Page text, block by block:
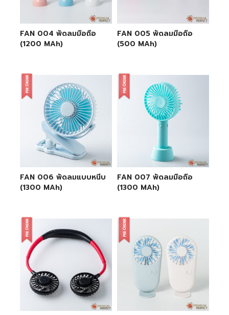
FAN 004 พัดลมมือถือ
(1200 MAh)
FAN 005 พัดลมมือถือ
(500 MAh)
FAN 006 พัดลมแบบหนีบ
(1300 MAh)
FAN 007 พัดลมมือถือ
(1300 MAh)